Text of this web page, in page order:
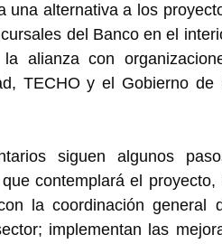
una alternativa a los
del Banco en el
alianza con
TECHO y el Gobierno de
siguen algunos
contemplará el proyecto,
la coordinación general
implementan las